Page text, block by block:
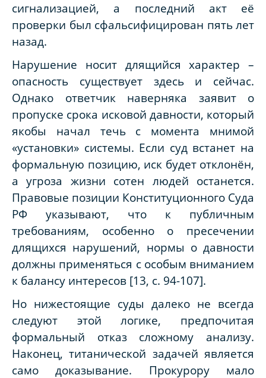
сигнализацией, а последний акт её
проверки был сфальсифицирован пять лет
назад.
Нарушение носит длящийся характер –
опасность существует здесь и сейчас.
Однако ответчик наверняка заявит о
пропуске срока исковой давности, который
якобы начал течь с момента мнимой
«установки» системы. Если суд встанет на
формальную позицию, иск будет отклонён,
а угроза жизни сотен людей останется.
Правовые позиции Конституционного Суда
РФ указывают, что к публичным
требованиям, особенно о пресечении
длящихся нарушений, нормы о давности
должны применяться с особым вниманием
к балансу интересов [13, с. 94-107].
Но нижестоящие суды далеко не всегда
следуют этой логике, предпочитая
формальный отказ сложному анализу.
Наконец, титанической задачей является
само доказывание. Прокурору мало